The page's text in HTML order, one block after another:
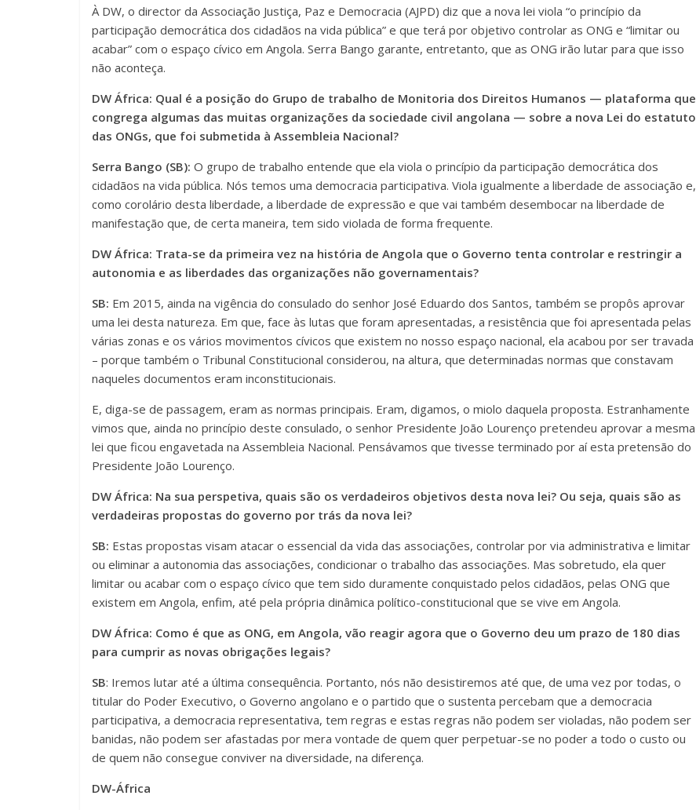
À DW, o director da Associação Justiça, Paz e Democracia (AJPD) diz que a nova lei viola “o princípio da
participação democrática dos cidadãos na vida pública” e que terá por objetivo controlar as ONG e “limitar ou
acabar” com o espaço cívico em Angola. Serra Bango garante, entretanto, que as ONG irão lutar para que isso
não aconteça.
DW África: Qual é a posição do Grupo de trabalho de Monitoria dos Direitos Humanos — plataforma que
congrega algumas das muitas organizações da sociedade civil angolana — sobre a nova Lei do estatuto
das ONGs, que foi submetida à Assembleia Nacional?
Serra Bango (SB): O grupo de trabalho entende que ela viola o princípio da participação democrática dos
cidadãos na vida pública. Nós temos uma democracia participativa. Viola igualmente a liberdade de associação e,
como corolário desta liberdade, a liberdade de expressão e que vai também desembocar na liberdade de
manifestação que, de certa maneira, tem sido violada de forma frequente.
DW África: Trata-se da primeira vez na história de Angola que o Governo tenta controlar e restringir a
autonomia e as liberdades das organizações não governamentais?
SB: Em 2015, ainda na vigência do consulado do senhor José Eduardo dos Santos, também se propôs aprovar
uma lei desta natureza. Em que, face às lutas que foram apresentadas, a resistência que foi apresentada pelas
várias zonas e os vários movimentos cívicos que existem no nosso espaço nacional, ela acabou por ser travada
– porque também o Tribunal Constitucional considerou, na altura, que determinadas normas que constavam
naqueles documentos eram inconstitucionais.
E, diga-se de passagem, eram as normas principais. Eram, digamos, o miolo daquela proposta. Estranhamente
vimos que, ainda no princípio deste consulado, o senhor Presidente João Lourenço pretendeu aprovar a mesma
lei que ficou engavetada na Assembleia Nacional. Pensávamos que tivesse terminado por aí esta pretensão do
Presidente João Lourenço.
DW África: Na sua perspetiva, quais são os verdadeiros objetivos desta nova lei? Ou seja, quais são as
verdadeiras propostas do governo por trás da nova lei?
SB: Estas propostas visam atacar o essencial da vida das associações, controlar por via administrativa e limitar
ou eliminar a autonomia das associações, condicionar o trabalho das associações. Mas sobretudo, ela quer
limitar ou acabar com o espaço cívico que tem sido duramente conquistado pelos cidadãos, pelas ONG que
existem em Angola, enfim, até pela própria dinâmica político-constitucional que se vive em Angola.
DW África: Como é que as ONG, em Angola, vão reagir agora que o Governo deu um prazo de 180 dias
para cumprir as novas obrigações legais?
SB: Iremos lutar até a última consequência. Portanto, nós não desistiremos até que, de uma vez por todas, o
titular do Poder Executivo, o Governo angolano e o partido que o sustenta percebam que a democracia
participativa, a democracia representativa, tem regras e estas regras não podem ser violadas, não podem ser
banidas, não podem ser afastadas por mera vontade de quem quer perpetuar-se no poder a todo o custo ou
de quem não consegue conviver na diversidade, na diferença.
DW-África